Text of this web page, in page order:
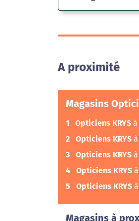
A proximité
Magasins
1 Opticiens KRYS
2 Opticiens KRYS
3 Opticiens KRYS
4 Opticiens KRYS
5 Opticiens KRYS
Magasins à